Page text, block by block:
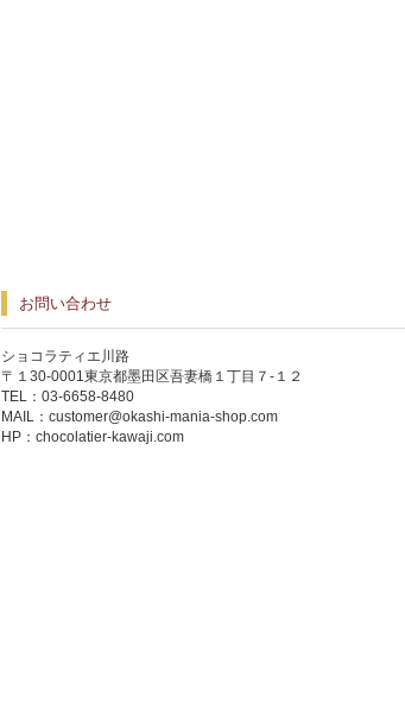
お問い合わせ
ショコラティエ川路
〒１30-0001東京都墨田区吾妻橋１丁目７-１２
TEL：03-6658-8480
MAIL： customer@okashi-mania-shop.com
HP： chocolatier-kawaji.com